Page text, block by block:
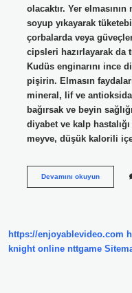
olacaktır. Yer
soyup yıkayarak
çorbalarda veya
cipsleri hazırlayarak
Kudüs enginarını ince
pişirin. Elmasın
mineral, lif ve
bağırsak ve beyin
diyabet ve kalp
meyve, düşük kalorili
Devamını okuyunYer
https://enjoyablevideo.com
knight online nttgame